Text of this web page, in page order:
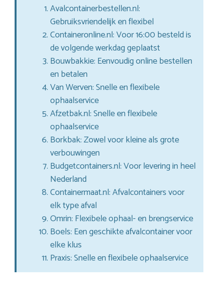
Avalcontainerbestellen.nl:
Gebruiksvriendelijk en flexibel
Containeronline.nl: Voor 16:00 besteld is
de volgende werkdag geplaatst
Bouwbakkie: Eenvoudig online bestellen
en betalen
Van Werven: Snelle en flexibele
ophaalservice
Afzetbak.nl: Snelle en flexibele
ophaalservice
Borkbak: Zowel voor kleine als grote
verbouwingen
Budgetcontainers.nl: Voor levering in heel
Nederland
Containermaat.nl: Afvalcontainers voor
elk type afval
Omrin: Flexibele ophaal- en brengservice
Boels: Een geschikte afvalcontainer voor
elke klus
Praxis: Snelle en flexibele ophaalservice